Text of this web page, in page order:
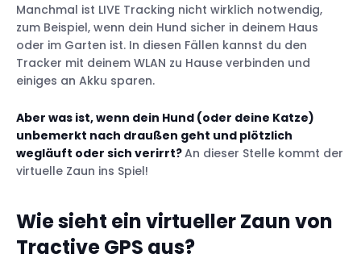
Manchmal ist LIVE Tracking nicht wirklich notwendig,
zum Beispiel, wenn dein Hund sicher in deinem Haus
oder im Garten ist. In diesen Fällen kannst du den
Tracker mit deinem WLAN zu Hause verbinden und
einiges an Akku sparen.
Aber was ist, wenn dein Hund (oder deine Katze)
unbemerkt nach draußen geht und plötzlich
wegläuft oder sich verirrt?An dieser Stelle kommt der
virtuelle Zaun ins Spiel!
Wie sieht ein virtueller Zaun von
Tractive GPS aus?